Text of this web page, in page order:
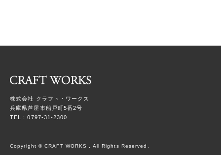
株式会社 クラフト・ワークス
兵庫県芦屋市船戸町5番2号
TEL：0797-31-2300
Copyright © CRAFT WORKS , All Rights Reserved.